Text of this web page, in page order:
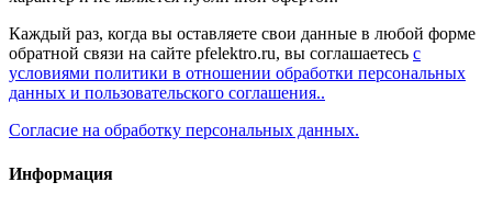
Каждый раз, когда вы оставляете свои данные в любой форме
обратной связи на сайте pfelektro.ru, вы соглашаетесь с
условиями политики в отношении обработки персональных
данных и пользовательского соглашения..
Согласие на обработку персональных данных.
Информация